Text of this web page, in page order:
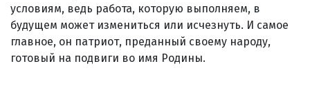
условиям, ведь работа, которую выполняем, в
будущем может измениться или исчезнуть. И самое
главное, он патриот, преданный своему народу,
готовый на подвиги во имя Родины.